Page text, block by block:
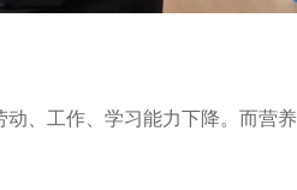
工作、学习能力下降。而营